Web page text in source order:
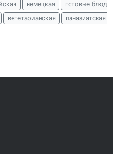
немецкая
готовые блюда
вегетарианская паназиатская